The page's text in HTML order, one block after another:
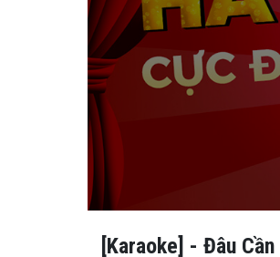
[Karaoke] - Đâu